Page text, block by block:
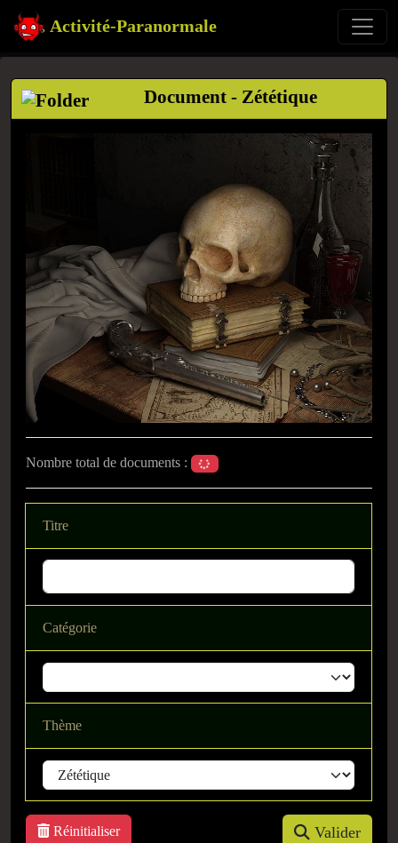
Activité-Paranormale
Document - Zététique
Nombre total de documents :
Titre
Catégorie
Thème
Valider
Réinitialiser